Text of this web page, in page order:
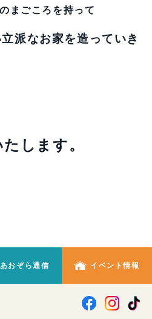
まごころを持って
派なお家を造っていき
します。
あおぞら通信 イベント情報